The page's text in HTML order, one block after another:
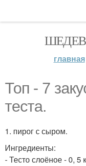
главная
Топ - 7
теста.
1. пирог с сыром.
Ингредиенты:
- Тесто слоёное - 0,